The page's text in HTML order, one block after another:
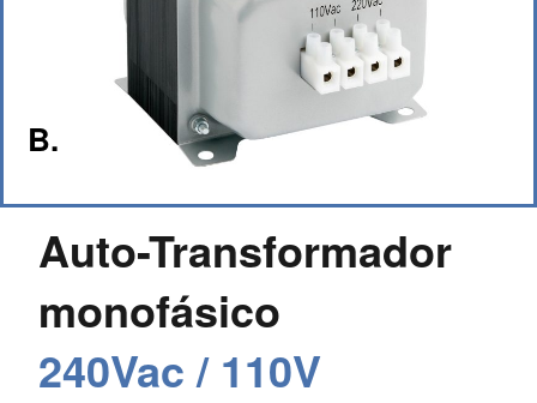
B.
Auto-Transformador
monofásico
240Vac / 110V